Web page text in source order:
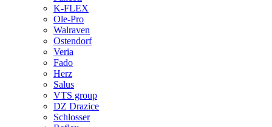
K-FLEX
Ole-Pro
Walraven
Ostendorf
Veria
Fado
Herz
Salus
VTS group
DZ Drazice
Schlosser